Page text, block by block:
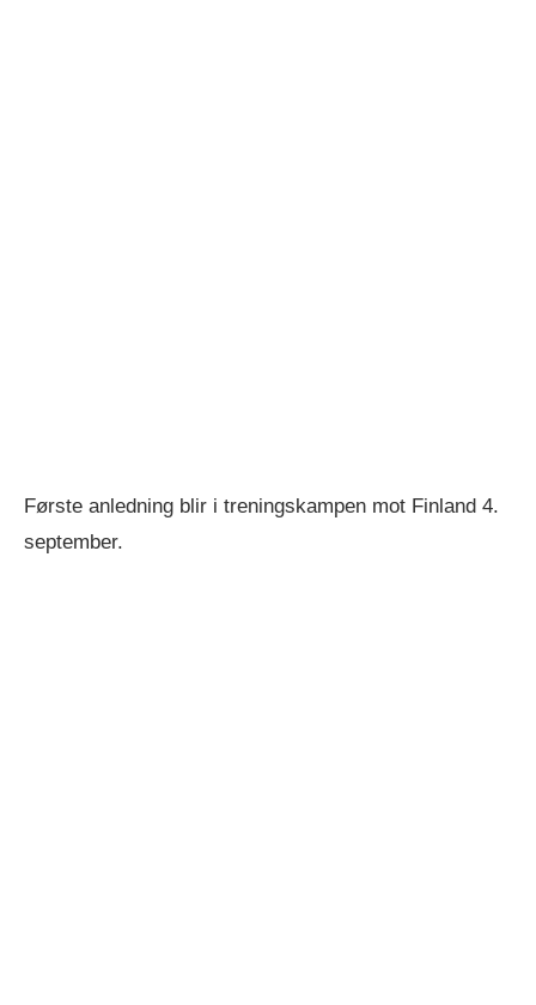
Første anledning blir i treningskampen mot Finland 4.
september.